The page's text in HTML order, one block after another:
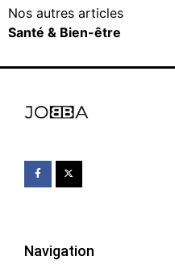
Nos autres articles
Santé & Bien-être
Navigation